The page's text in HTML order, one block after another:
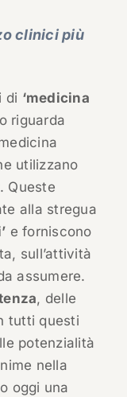
clinici più
di ‘medicina
riguarda
utilizzano
. Queste
alla stregua
e forniscono
sull’attività
assumere.
, delle
tutti questi
potenzialità
nella
oggi una